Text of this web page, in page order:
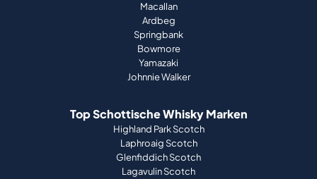
Macallan
Ardbeg
Springbank
Bowmore
Yamazaki
Johnnie Walker
Top Schottische Whisky Marken
Highland Park Scotch
Laphroaig Scotch
Glenfiddich Scotch
Lagavulin Scotch